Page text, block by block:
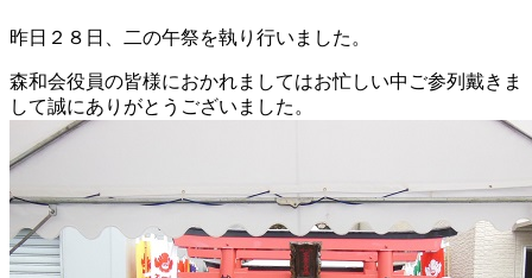
昨日２８日、二の午祭を執り行いました。
森和会役員の皆様におかれましてはお忙しい中ご参列戴きま
して誠にありがとうございました。